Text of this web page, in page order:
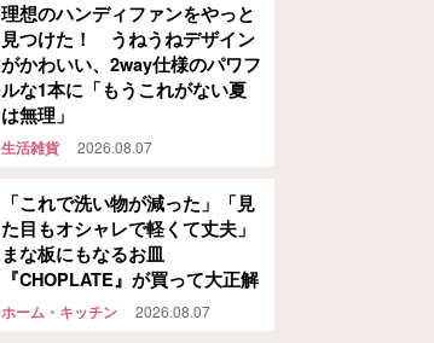
理想のハンディファンをやっと
見つけた！ うねうねデザイン
がかわいい、2way仕様のパワフ
ルな1本に「もうこれがない夏
は無理」
生活雑貨 2026.08.07
「これで洗い物が減った」「見
た目もオシャレで軽くて丈夫」
まな板にもなるお皿
『CHOPLATE』が買って大正解
ホーム・キッチン 2026.08.07